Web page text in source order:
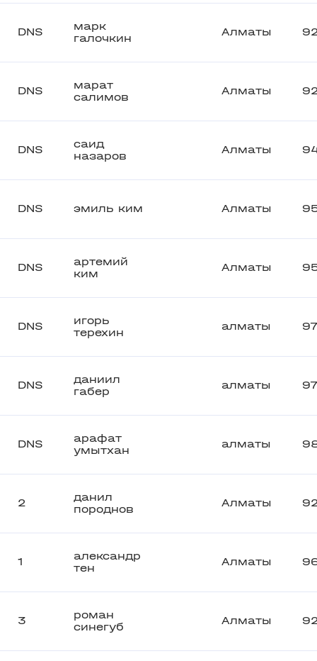
DNS
марк
галочкин
Алматы
DNS
марат
салимов
Алматы
DNS
саид
назаров
Алматы
DNS эмиль ким Алматы
DNS
артемий
ким
Алматы
DNS
игорь
терехин
алматы
DNS
даниил
габер
алматы
DNS
арафат
умытхан
алматы
2
данил
породнов
Алматы
1
александр
тен
Алматы
3
роман
синегуб
Алматы